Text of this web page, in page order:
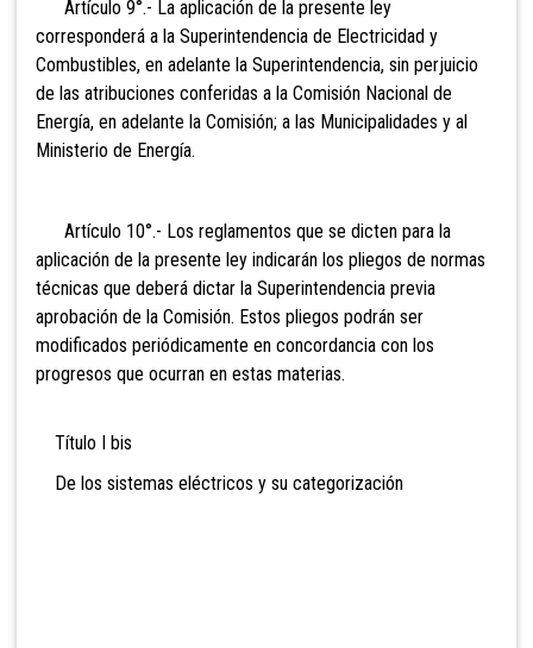
Artículo 9°.- La aplicación de la presente ley
corresponderá a la Superintendencia de Electricidad y
Combustibles, en adelante la Superintendencia, sin perjuicio
de las atribuciones conferidas a la Comisión Nacional de
Energía, en adelante la Comisión; a las Municipalidades y al
Ministerio de Energía.
Artículo 10°.- Los reglamentos que se dicten para la
aplicación de la presente ley indicarán los pliegos de normas
técnicas que deberá dictar la Superintendencia previa
aprobación de la Comisión. Estos pliegos podrán ser
modificados periódicamente en concordancia con los
progresos que ocurran en estas materias.
Título I bis
De los sistemas eléctricos y su categorización